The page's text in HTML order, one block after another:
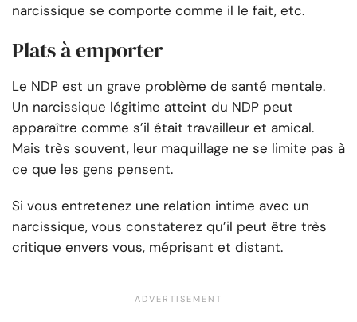
narcissique se comporte comme il le fait, etc.
Plats à emporter
Le NDP est un grave problème de santé mentale.
Un narcissique légitime atteint du NDP peut
apparaître comme s’il était travailleur et amical.
Mais très souvent, leur maquillage ne se limite pas à
ce que les gens pensent.
Si vous entretenez une relation intime avec un
narcissique, vous constaterez qu’il peut être très
critique envers vous, méprisant et distant.